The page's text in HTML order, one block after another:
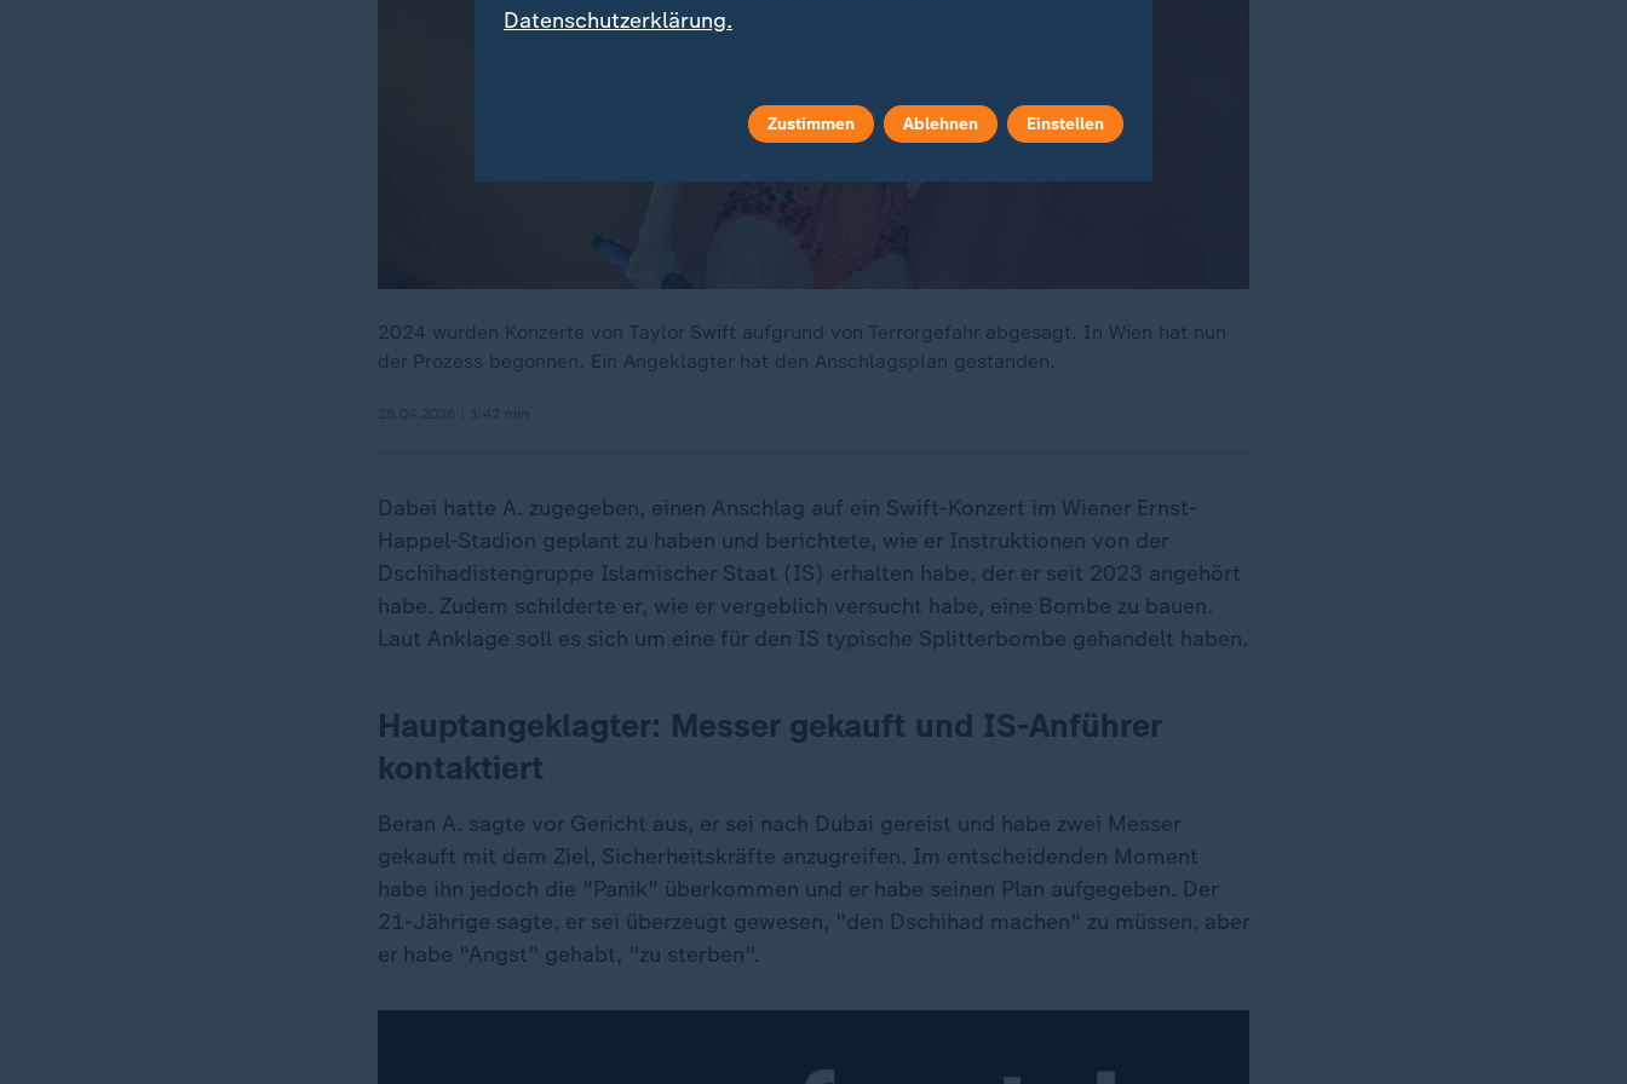
2024 wurden Konzerte von Taylor Swift aufgrund von Terrorgefahr abgesagt. In Wien hat nun
der Prozess begonnen. Ein Angeklagter hat den Anschlagsplan gestanden.
Dabei hatte A. zugegeben, einen Anschlag auf ein Swift-Konzert im Wiener Ernst-
Happel-Stadion geplant zu haben und berichtete, wie er Instruktionen von der
Dschihadistengruppe Islamischer Staat (IS) erhalten habe, der er seit 2023 angehört
habe. Zudem schilderte er, wie er vergeblich versucht habe, eine Bombe zu bauen.
Laut Anklage soll es sich um eine für den IS typische Splitterbombe gehandelt haben.
Hauptangeklagter: Messer gekauft und IS-Anführer
kontaktiert
Beran A. sagte vor Gericht aus, er sei nach Dubai gereist und habe zwei Messer
gekauft mit dem Ziel, Sicherheitskräfte anzugreifen. Im entscheidenden Moment
habe ihn jedoch die "Panik" überkommen und er habe seinen Plan aufgegeben. Der
21-Jährige sagte, er sei überzeugt gewesen, "den Dschihad machen" zu müssen, aber
er habe "Angst" gehabt, "zu sterben".
Datenschutzerklärung.
Zustimmen Ablehnen Einstellen